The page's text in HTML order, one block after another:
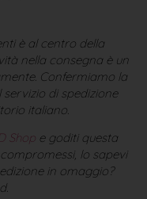
è al centro della
nella consegna è un
Confermiamo la
di spedizione
italiano.
Shope goditi questa
lo sapevi
in omaggio?